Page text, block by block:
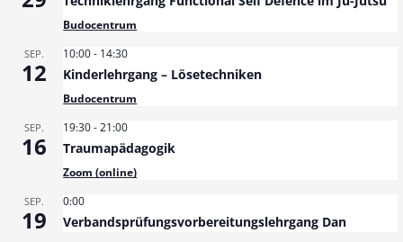
N
Budocentrum
SEP.
12
10:00- 14:30
Kinderlehrgang – Lösetechniken
Budocentrum
SEP.
16
19:30-21:00
Traumapädagogik
Zoom (online)
SEP.
19
0:00
Verbandsprüfungsvorbereitungslehrgang Dan